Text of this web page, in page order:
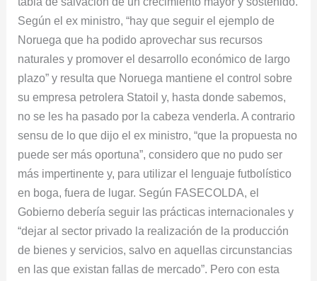
Según el ex ministro, “hay que seguir el ejemplo de
Noruega que ha podido aprovechar sus recursos
naturales y promover el desarrollo económico de largo
plazo” y resulta que Noruega mantiene el control sobre
su empresa petrolera Statoil y, hasta donde sabemos,
no se les ha pasado por la cabeza venderla. A contrario
sensu de lo que dijo el ex ministro, “que la propuesta no
puede ser más oportuna”, considero que no pudo ser
más impertinente y, para utilizar el lenguaje futbolístico
en boga, fuera de lugar. Según FASECOLDA, el
Gobierno debería seguir las prácticas internacionales y
“dejar al sector privado la realización de la producción
de bienes y servicios, salvo en aquellas circunstancias
en las que existan fallas de mercado”. Pero con esta